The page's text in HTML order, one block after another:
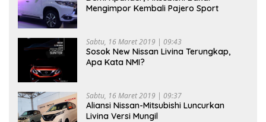
Mengimpor Kembali Pajero Sport
Sabtu, 16 Maret 2019 | 09:43
Sosok New Nissan Livina Terungkap,
Apa Kata NMI?
Sabtu, 16 Maret 2019 | 09:37
Aliansi Nissan-Mitsubishi Luncurkan
Livina Versi Mungil